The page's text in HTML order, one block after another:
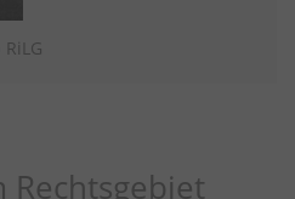
RiLG
Rechtsgebiet